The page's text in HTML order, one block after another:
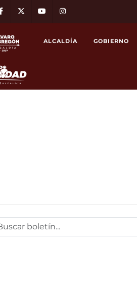
FacebookTwitter Youtube
ALCALDÍA GOBIERNO